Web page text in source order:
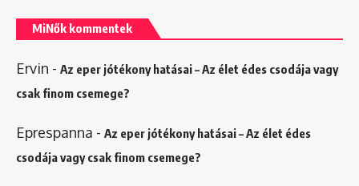
MiNők kommentek
Ervin - Az eper jótékony hatásai – Az élet édes csodája vagy
csak finom csemege?
Eprespanna - Az eper jótékony hatásai – Az élet édes
csodája vagy csak finom csemege?